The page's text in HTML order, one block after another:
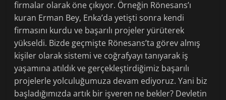
firmalar olarak öne çıkıyor. Örneğin Rönesans’ı
kuran Erman Bey, Enka’da yetişti sonra kendi
firmasını kurdu ve başarılı projeler yürüterek
yükseldi. Bizde geçmişte Rönesans’ta görev almış
kişiler olarak sistemi ve coğrafyayı tanıyarak iş
yaşamına atıldık ve gerçekleştirdiğimiz başarılı
projelerle yolculuğumuza devam ediyoruz. Yani biz
başladığımızda artık bir işveren ne bekler? Devletin